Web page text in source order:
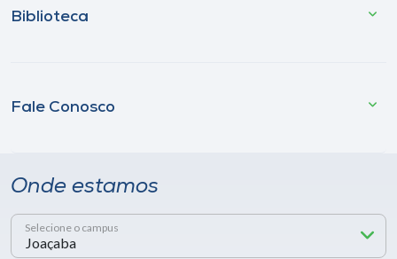
Biblioteca
Fale Conosco
Onde estamos
Selecione o campus